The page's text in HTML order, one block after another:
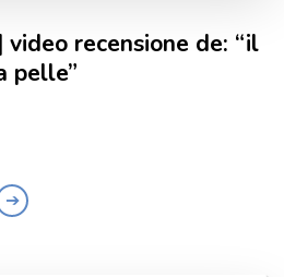
recensione de: “il
pelle”